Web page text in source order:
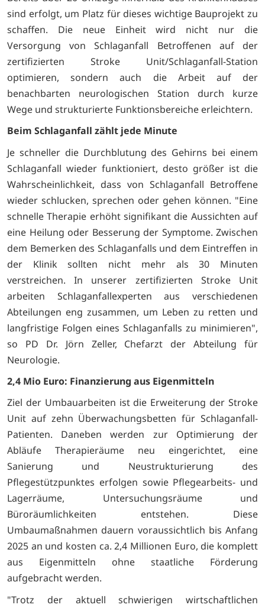
sind erfolgt, um Platz für dieses wichtige Bauprojekt zu
schaffen. Die neue Einheit wird nicht nur die
Versorgung von Schlaganfall Betroffenen auf der
zertifizierten Stroke Unit/Schlaganfall-Station
optimieren, sondern auch die Arbeit auf der
benachbarten neurologischen Station durch kurze
Wege und strukturierte Funktionsbereiche erleichtern.
Beim Schlaganfall zählt jede Minute
Je schneller die Durchblutung des Gehirns bei einem
Schlaganfall wieder funktioniert, desto größer ist die
Wahrscheinlichkeit, dass von Schlaganfall Betroffene
wieder schlucken, sprechen oder gehen können. "Eine
schnelle Therapie erhöht signifikant die Aussichten auf
eine Heilung oder Besserung der Symptome. Zwischen
dem Bemerken des Schlaganfalls und dem Eintreffen in
der Klinik sollten nicht mehr als 30 Minuten
verstreichen. In unserer zertifizierten Stroke Unit
arbeiten Schlaganfallexperten aus verschiedenen
Abteilungen eng zusammen, um Leben zu retten und
langfristige Folgen eines Schlaganfalls zu minimieren",
so PD Dr. Jörn Zeller, Chefarzt der Abteilung für
Neurologie.
2,4 Mio Euro: Finanzierung aus Eigenmitteln
Ziel der Umbauarbeiten ist die Erweiterung der Stroke
Unit auf zehn Überwachungsbetten für Schlaganfall-
Patienten. Daneben werden zur Optimierung der
Abläufe Therapieräume neu eingerichtet, eine
Sanierung und Neustrukturierung des
Pflegestützpunktes erfolgen sowie Pflegearbeits- und
Lagerräume, Untersuchungsräume und
Büroräumlichkeiten entstehen. Diese
Umbaumaßnahmen dauern voraussichtlich bis Anfang
2025 an und kosten ca. 2,4 Millionen Euro, die komplett
aus Eigenmitteln ohne staatliche Förderung
aufgebracht werden.
"Trotz der aktuell schwierigen wirtschaftlichen